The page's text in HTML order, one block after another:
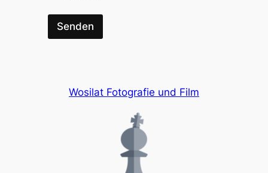
Senden
Wosilat Fotografie und Film